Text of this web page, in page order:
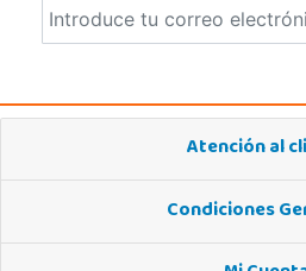
Granada
Carretera Armilla 29, Urb. Porcegram, 2
Localizar Tienda
POCAS
Atención al
Condiciones